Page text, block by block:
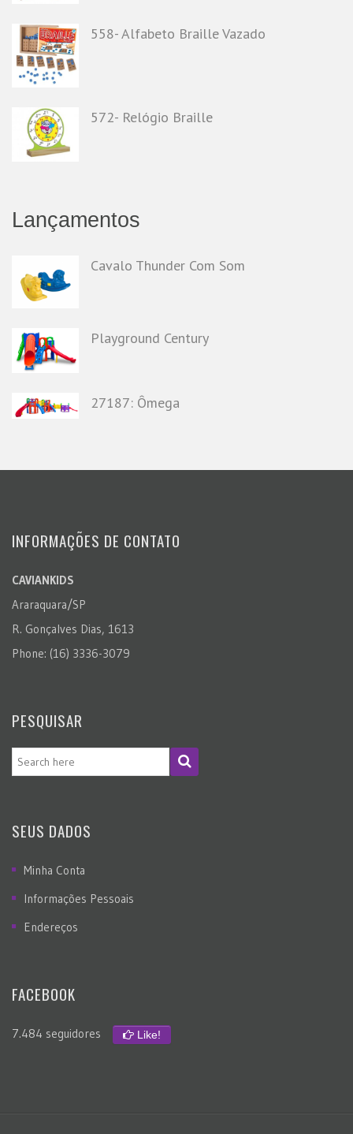
558- Alfabeto Braille Vazado
572- Relógio Braille
Lançamentos
Cavalo Thunder Com Som
Playground Century
27187: Ômega
INFORMAÇÕES DE CONTATO
CAVIANKIDS
Araraquara/SP
R. Gonçalves Dias, 1613
Phone: (16) 3336-3079
PESQUISAR
SEUS DADOS
Minha Conta
Informações Pessoais
Endereços
FACEBOOK
7.484 seguidores Like!